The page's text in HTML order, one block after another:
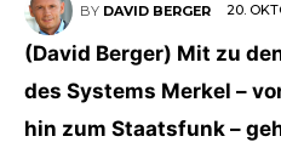
BY DAVID BERGER 20.
(David Berger) Mit zu
des Systems Merkel –
hin zum Staatsfunk –